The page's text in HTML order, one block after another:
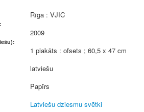
Rīga : VJIC
2009
1 plakāts : ofsets ; 60,5 x 47 cm
latviešu
Papīrs
Latviešu dziesmu svētki